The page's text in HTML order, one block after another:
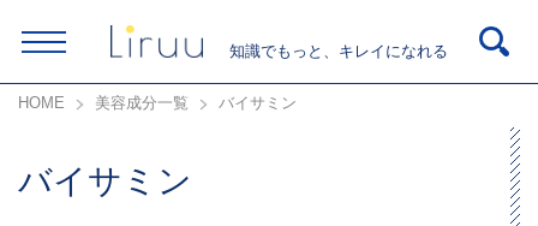
知識でもっと、キレイになれる
HOME 美容成分一覧 バイサミン
バイサミン